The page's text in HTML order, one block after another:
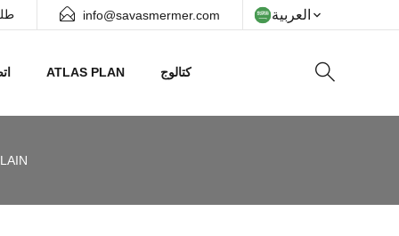
info@savasmermer.com العربية
ATLAS PLAN كتالوج